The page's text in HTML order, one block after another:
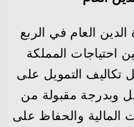
العام في الربع
بهدف تأمين احتياجات المملكة
تكاليف التمويل على
وبدرجة مقبولة من
المالية والحفاظ على